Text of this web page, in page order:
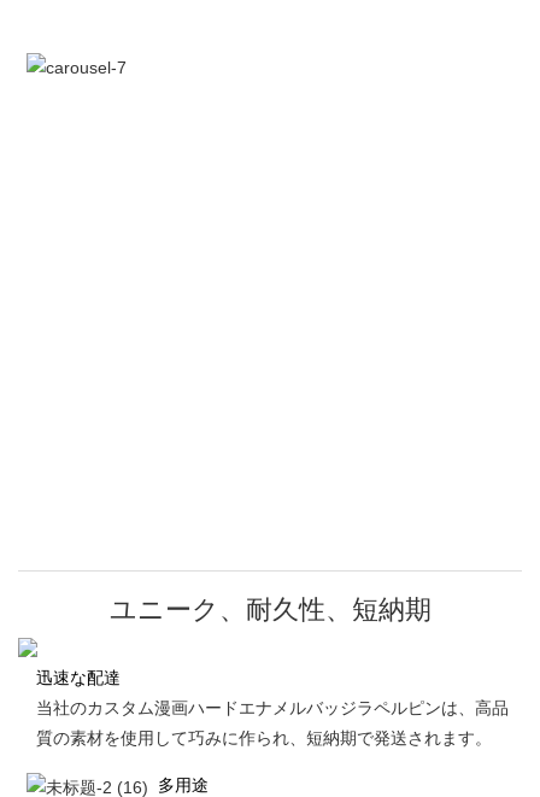
ユニーク、耐久性、短納期
迅速な配達
当社のカスタム漫画ハードエナメルバッジラペルピンは、高品
質の素材を使用して巧みに作られ、短納期で発送されます。
多用途